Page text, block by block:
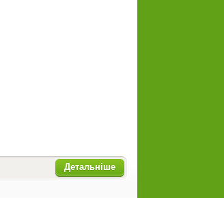
Детальніше